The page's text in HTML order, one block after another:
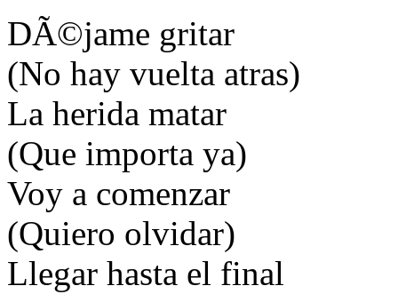
DÃ©jame gritar
(No hay vuelta atras)
La herida matar
(Que importa ya)
Voy a comenzar
(Quiero olvidar)
Llegar hasta el final